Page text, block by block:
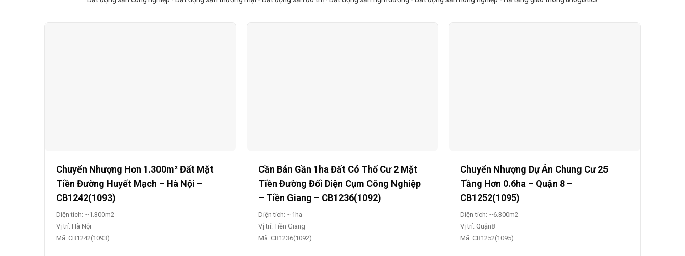
Chuyển Nhượng Hơn 1.300m² Đất Mặt
Tiền Đường Huyết Mạch – Hà Nội –
CB1242(1093)
Diện tích: ~1.300m2
Vị trí: Hà Nội
Mã: CB1242(1093)
Cần Bán Gần 1ha Đất Có Thổ Cư 2 Mặt
Tiền Đường Đối Diện Cụm Công Nghiệp
– Tiền Giang – CB1236(1092)
Diện tích: ~1ha
Vị trí: Tiền Giang
Mã: CB1236(1092)
Chuyển Nhượng Dự Án Chung Cư 25
Tầng Hơn 0.6ha – Quận 8 –
CB1252(1095)
Diện tích: ~6.300m2
Vị trí: Quận8
Mã: CB1252(1095)